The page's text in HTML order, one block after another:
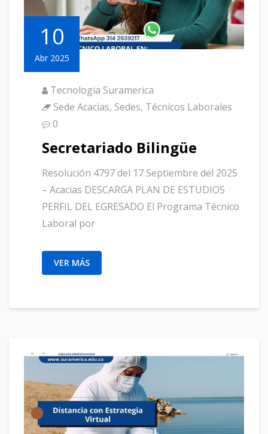
10
Abr 2025
Tecnologia Suramerica
Sede Acacias, Sedes, Técnicos Laborales
0
Secretariado Bilingüe
Resolución 4797 del 17 Septiembre del 2025
– Acacias DESCARGA PLAN DE ESTUDIOS
PERFIL DEL EGRESADO El Programa Técnico
Laboral por
VER MÁS